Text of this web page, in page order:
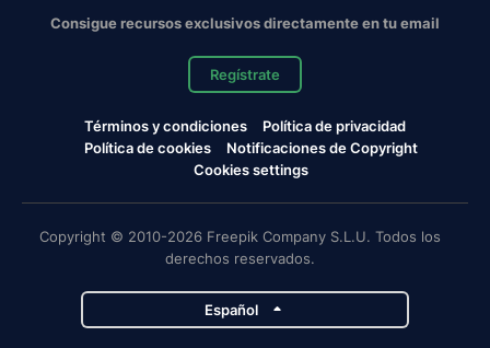
Consigue recursos exclusivos directamente en tu email
Regístrate
Términos y condiciones
Política de privacidad
Política de cookies
Notificaciones de Copyright
Cookies settings
Copyright © 2010-2026 Freepik Company S.L.U. Todos los
derechos reservados.
Español